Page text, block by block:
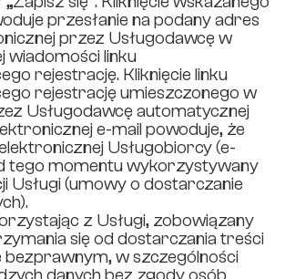
przesłanie na podany adres
przez Usługodawcę w
wiadomości linku
rejestrację. Kliknięcie linku
rejestrację umieszczonego w
Usługodawcę automatycznej
e-mail powoduje, że
Usługobiorcy (e-
tego momentu wykorzystywany
Usługi (umowy o dostarczanie
z Usługi, zobowiązany
się od dostarczania treści
w szczególności